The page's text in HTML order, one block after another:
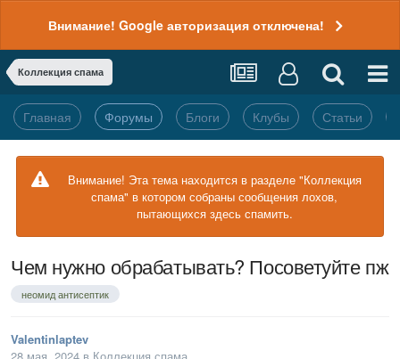
Внимание! Google авторизация отключена!
Коллекция спама
Главная Форумы Блоги Клубы Статьи
Внимание! Эта тема находится в разделе "Коллекция
спама" в котором собраны сообщения лохов,
пытающихся здесь спамить.
Чем нужно обрабатывать? Посоветуйте пж
неомид антисептик
Valentinlaptev